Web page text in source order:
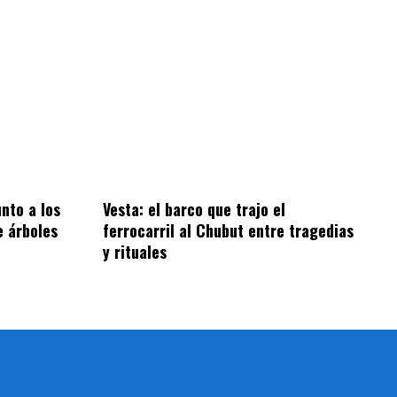
a los
árboles
Vesta: el barco que trajo el
ferrocarril al Chubut entre tragedias
y rituales